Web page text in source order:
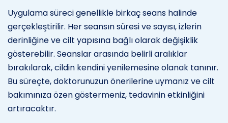
Uygulama süreci genellikle birkaç seans halinde
gerçekleştirilir. Her seansın süresi ve sayısı, izlerin
derinliğine ve cilt yapısına bağlı olarak değişiklik
gösterebilir. Seanslar arasında belirli aralıklar
bırakılarak, cildin kendini yenilemesine olanak tanınır.
Bu süreçte, doktorunuzun önerilerine uymanız ve cilt
bakımınıza özen göstermeniz, tedavinin etkinliğini
artıracaktır.